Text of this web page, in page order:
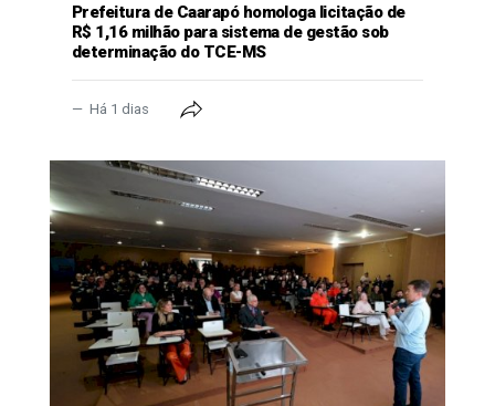
Prefeitura de Caarapó homologa licitação de
R$ 1,16 milhão para sistema de gestão sob
determinação do TCE-MS
Há 1 dias